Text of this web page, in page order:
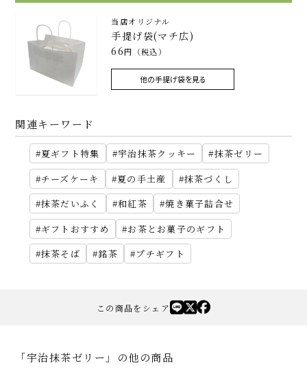
当店オリジナル
手提げ袋(マチ広)
66円（税込）
他の手提げ袋を見る
関連キーワード
夏ギフト特集 宇治抹茶クッキー
抹茶ゼリー
チーズケーキ
夏の手土産
抹茶づくし
抹茶だいふく
和紅茶
焼き菓子詰合せ
ギフトおすすめ
お茶とお菓子のギフト
抹茶そば
銘茶 プチギフト
この商品をシェア
「宇治抹茶ゼリー」の他の商品